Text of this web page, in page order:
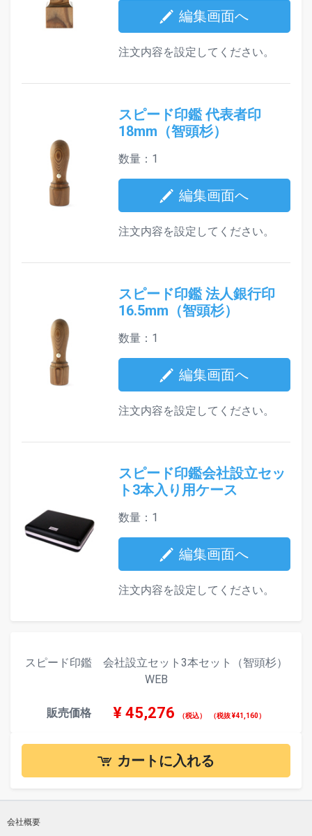
編集画面へ
注文内容を設定してください。
スピード印鑑 代表者印
18mm（智頭杉）
数量：1
編集画面へ
注文内容を設定してください。
スピード印鑑 法人銀行印
16.5mm（智頭杉）
数量：1
編集画面へ
注文内容を設定してください。
スピード印鑑会社設立セッ
ト3本入り用ケース
数量：1
編集画面へ
注文内容を設定してください。
スピード印鑑 会社設立セット3本セット（智頭杉）
WEB
販売価格 ¥ 45,276 （税込） （税抜 ¥41,160）
カートに入れる
会社概要